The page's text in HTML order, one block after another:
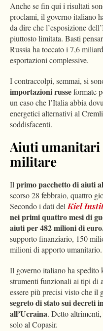
Anche se fin qui i risultati
proclami, il governo italiano
da dire che l’esposizione
piuttosto limitata. Basti
Russia ha toccato i 7,6
esportazioni complessive.
I contraccolpi, semmai, si
importazioni russeformate
un caso che l’Italia abbia
energetici alternativi al
soddisfacenti.
Aiuti umanitari
militare
Ilprimo pacchetto di aiuti
scorso 28 febbraio, quattro
Secondo i dati delKiel
nei primi quattro mesi di
aiuti per 482 milioni di
supporto finanziario, 150
milioni di apporto umanitario.
Il governo italiano ha spedito
strumenti funzionali ai tipi di
essere più precisi visto che il
segreto di stato sui decreti
all’Ucraina. Detto
solo al Copasir.